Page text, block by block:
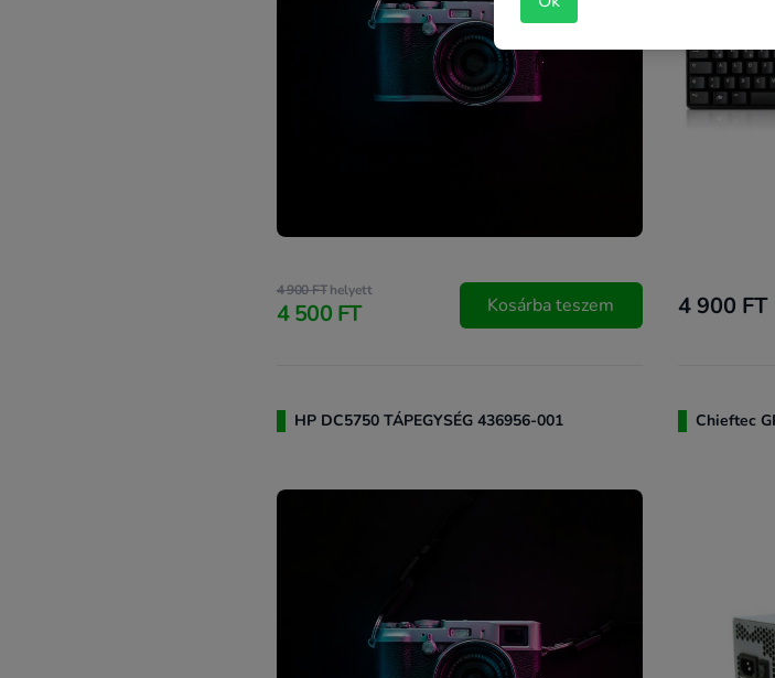
4 900 FThelyett
4 500 FT Kosárba teszem 4 900 FT
HP DC5750 TÁPEGYSÉG 436956-001 Chieftec